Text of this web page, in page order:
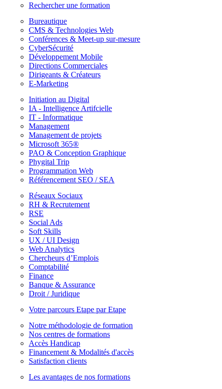
Rechercher une formation
Bureautique
CMS & Technologies Web
Conférences & Meet-up sur-mesure
CyberSécurité
Développement Mobile
Directions Commerciales
Dirigeants & Créateurs
E-Marketing
Initiation au Digital
IA - Intelligence Artifcielle
IT - Informatique
Management
Management de projets
Microsoft 365®
PAO & Conception Graphique
Phygital Trip
Programmation Web
Référencement SEO / SEA
Réseaux Sociaux
RH & Recrutement
RSE
Social Ads
Soft Skills
UX / UI Design
Web Analytics
Chercheurs d’Emplois
Comptabilité
Finance
Banque & Assurance
Droit / Juridique
Votre parcours Etape par Etape
Notre méthodologie de formation
Nos centres de formations
Accès Handicap
Financement & Modalités d'accès
Satisfaction clients
Les avantages de nos formations